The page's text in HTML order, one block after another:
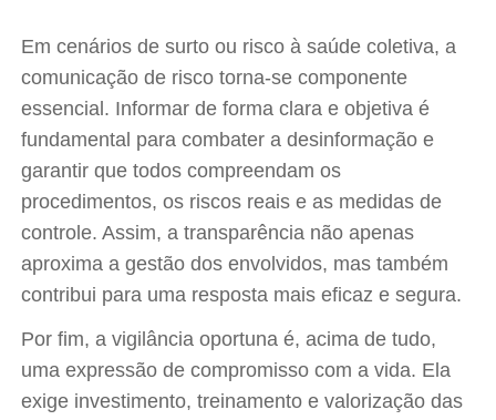
Em cenários de surto ou risco à saúde coletiva, a
comunicação de risco torna-se componente
essencial. Informar de forma clara e objetiva é
fundamental para combater a desinformação e
garantir que todos compreendam os
procedimentos, os riscos reais e as medidas de
controle. Assim, a transparência não apenas
aproxima a gestão dos envolvidos, mas também
contribui para uma resposta mais eficaz e segura.
Por fim, a vigilância oportuna é, acima de tudo,
uma expressão de compromisso com a vida. Ela
exige investimento, treinamento e valorização das